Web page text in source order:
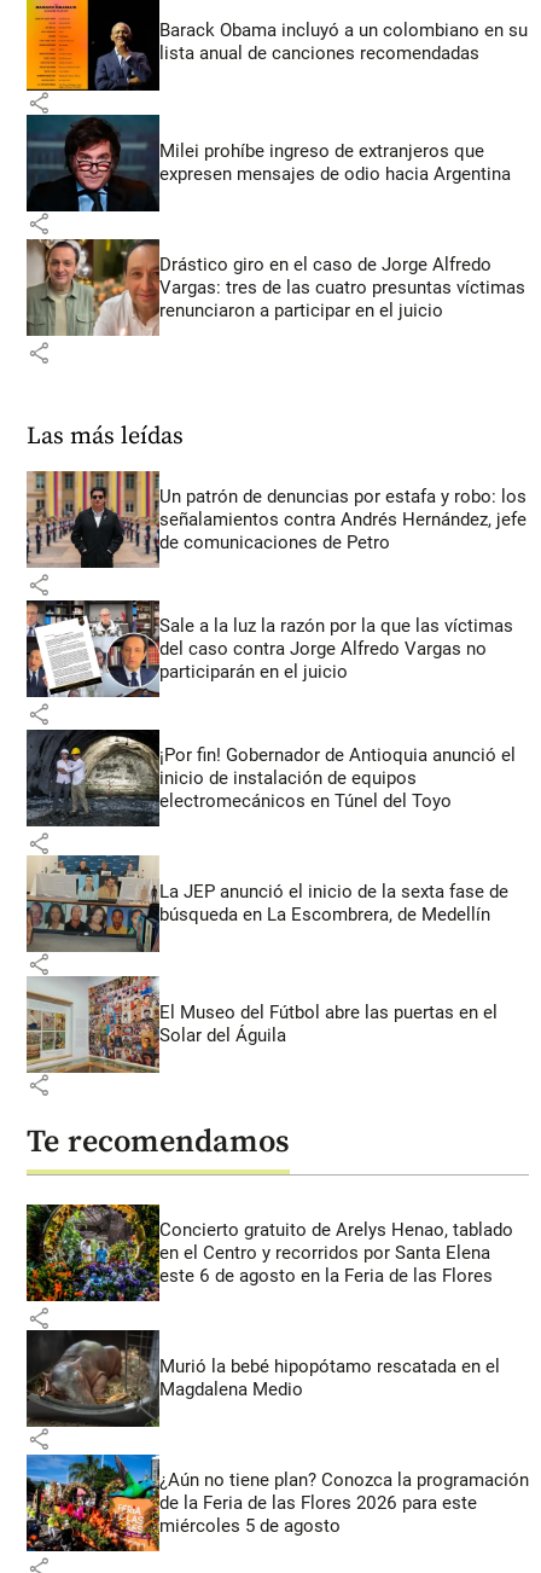
Barack Obama incluyó a un colombiano en su
lista anual de canciones recomendadas
share
Milei prohíbe ingreso de extranjeros que
expresen mensajes de odio hacia Argentina
share
Drástico giro en el caso de Jorge Alfredo
Vargas: tres de las cuatro presuntas víctimas
renunciaron a participar en el juicio
share
Las más leídas
Un patrón de denuncias por estafa y robo: los
señalamientos contra Andrés Hernández, jefe
de comunicaciones de Petro
share
Sale a la luz la razón por la que las víctimas
del caso contra Jorge Alfredo Vargas no
participarán en el juicio
share
¡Por fin! Gobernador de Antioquia anunció el
inicio de instalación de equipos
electromecánicos en Túnel del Toyo
share
La JEP anunció el inicio de la sexta fase de
búsqueda en La Escombrera, de Medellín
share
El Museo del Fútbol abre las puertas en el
Solar del Águila
share
Te recomendamos
Concierto gratuito de Arelys Henao, tablado
en el Centro y recorridos por Santa Elena
este 6 de agosto en la Feria de las Flores
share
Murió la bebé hipopótamo rescatada en el
Magdalena Medio
share
¿Aún no tiene plan? Conozca la programación
de la Feria de las Flores 2026 para este
miércoles 5 de agosto